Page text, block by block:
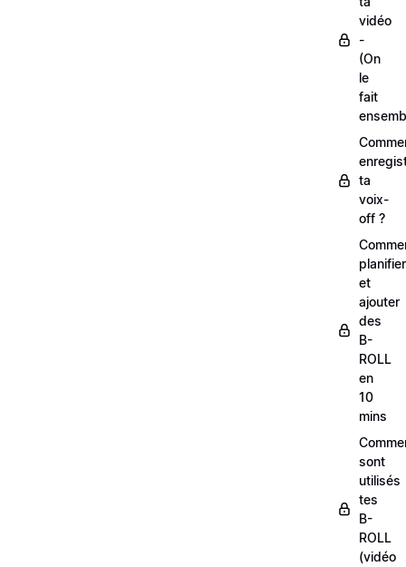
vidéo
-
(On
le
fait
ta
voix-
off ?
planifier
et
ajouter
des
B-
ROLL
en
10
mins
sont
utilisés
tes
B-
ROLL
(vidéo